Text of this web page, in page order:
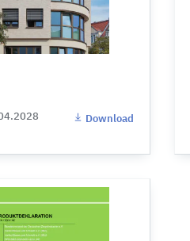
Download